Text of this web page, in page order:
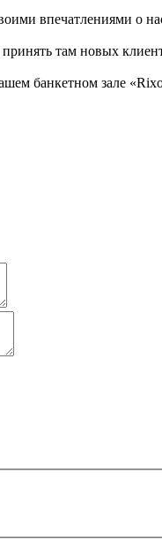
впечатлениями о
там новых
банкетном зале